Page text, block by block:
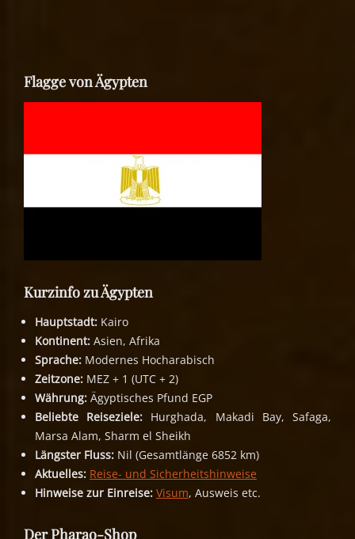
Flagge von Ägypten
Kurzinfo zu Ägypten
Hauptstadt: Kairo
Kontinent: Asien, Afrika
Sprache: Modernes Hocharabisch
Zeitzone: MEZ + 1 (UTC + 2)
Währung: Ägyptisches Pfund EGP
Beliebte Reiseziele: Hurghada, Makadi Bay, Safaga,
Marsa Alam, Sharm el Sheikh
Längster Fluss: Nil (Gesamtlänge 6852 km)
Aktuelles: Reise- und Sicherheitshinweise
Hinweise zur Einreise: Visum, Ausweis etc.
Der Pharao-Shop